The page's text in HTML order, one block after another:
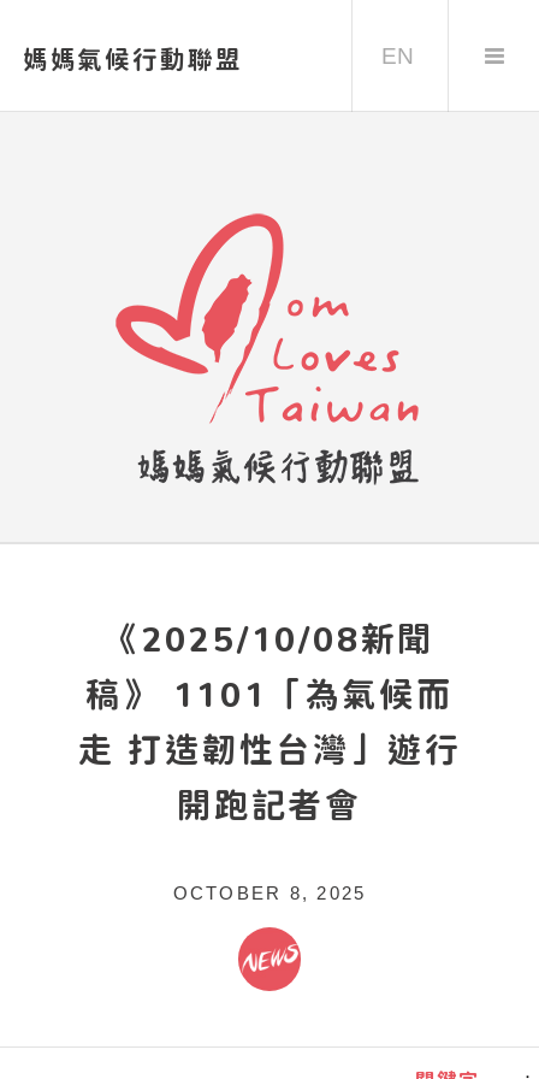
媽媽氣候行動聯盟 EN
《2025/10/08新聞
稿》 1101「為氣候而
走 打造韌性台灣」遊行
開跑記者會
OCTOBER 8, 2025